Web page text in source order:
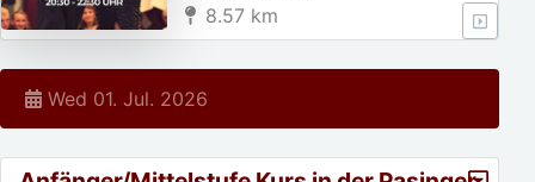
8.57 km
Wed 01. Jul. 2026